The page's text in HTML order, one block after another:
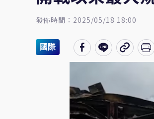
發佈時間：2025/05/18 18:00
國際